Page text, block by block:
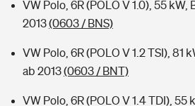
VW Polo, 6R (POLO V 1.0), 55
2013(0603 / BNS)
VW Polo, 6R (POLO V 1.2 TSI), 81
ab 2013(0603 / BNT)
VW Polo, 6R (POLO V 1.4 TDI), 55